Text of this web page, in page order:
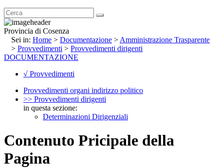
Provincia di Cosenza
Sei in: Home > Documentazione > Amministrazione Trasparente
> Provvedimenti > Provvedimenti dirigenti
DOCUMENTAZIONE
√ Provvedimenti
Provvedimenti organi indirizzo politico
>> Provvedimenti dirigenti
in questa sezione:
Determinazioni Dirigenziali
Contenuto Pricipale della
Pagina